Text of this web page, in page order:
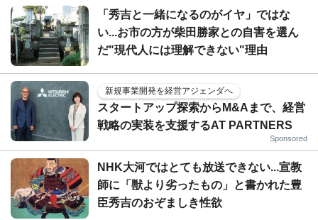
「秀吉と一緒になるのがイヤ」ではな
い...お市の方が柴田勝家との自害を選ん
だ"現代人には理解できない"理由
新規事業開発を経営アジェンダへ
スタートアップ探索からM&Aまで、経営
戦略の実装を支援するAT PARTNERS
Sponsored
NHK大河ではとても放送できない...宣教
師に「獣より劣ったもの」と書かれた豊
臣秀吉のおぞましき性欲